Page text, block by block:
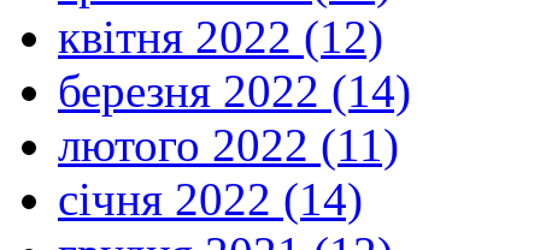
квітня 2022 (12)
березня 2022 (14)
лютого 2022 (11)
січня 2022 (14)